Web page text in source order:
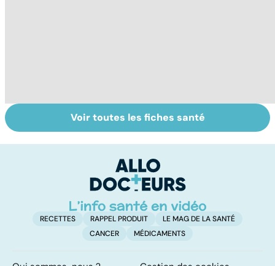
Le magnésium,
un oligo-élément
Intestin irritable :
le régime
solution ?
Voir toutes les fiches santé
RECETTES RAPPEL PRODUIT
LE MAG DE LA SANTÉ
CANCER
MÉDICAMENTS